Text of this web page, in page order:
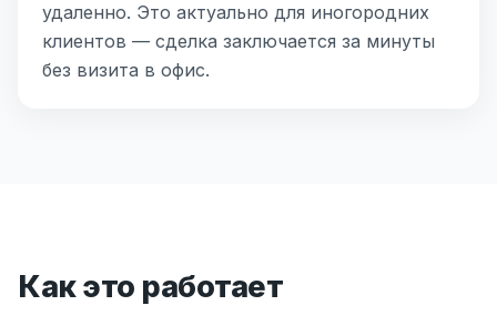
удаленно. Это актуально для иногородних
клиентов — сделка заключается за минуты
без визита в офис.
Как это работает